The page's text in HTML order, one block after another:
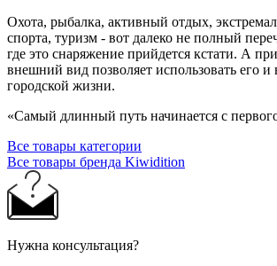
Охота, рыбалка, активный отдых,
спорта, туризм - вот далеко не полный
где это снаряжение прийдется кстати. А
внешний вид позволяет использовать его
городской жизни.
«Самый длинный путь начинается с
Все товары категории
Все товары бренда Kiwidition
Нужна консультация?